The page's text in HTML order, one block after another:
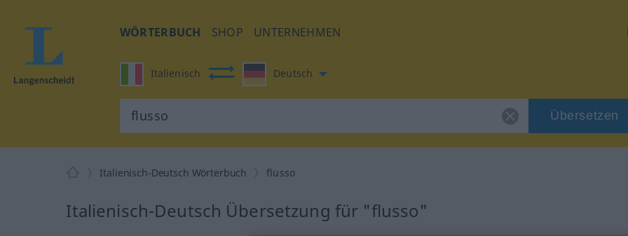
WÖRTERBUCH SHOP UNTERNEHMEN
Italienisch Deutsch
Übersetzen
Italienisch-Deutsch Wörterbuch flusso
Italienisch-Deutsch Übersetzung für "flusso"